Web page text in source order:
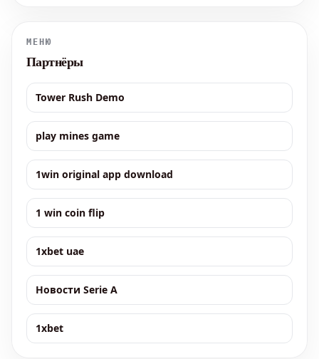
МЕНЮ
Партнёры
Tower Rush Demo
play mines game
1win original app download
1 win coin flip
1xbet uae
Новости Serie A
1xbet